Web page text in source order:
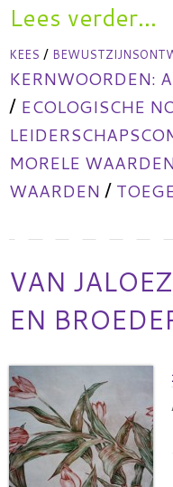
Lees verder...
KEES /
KERNWOORDEN:
/ ECOLOGISCHE
MORELE
WAARDEN /
VAN
EN